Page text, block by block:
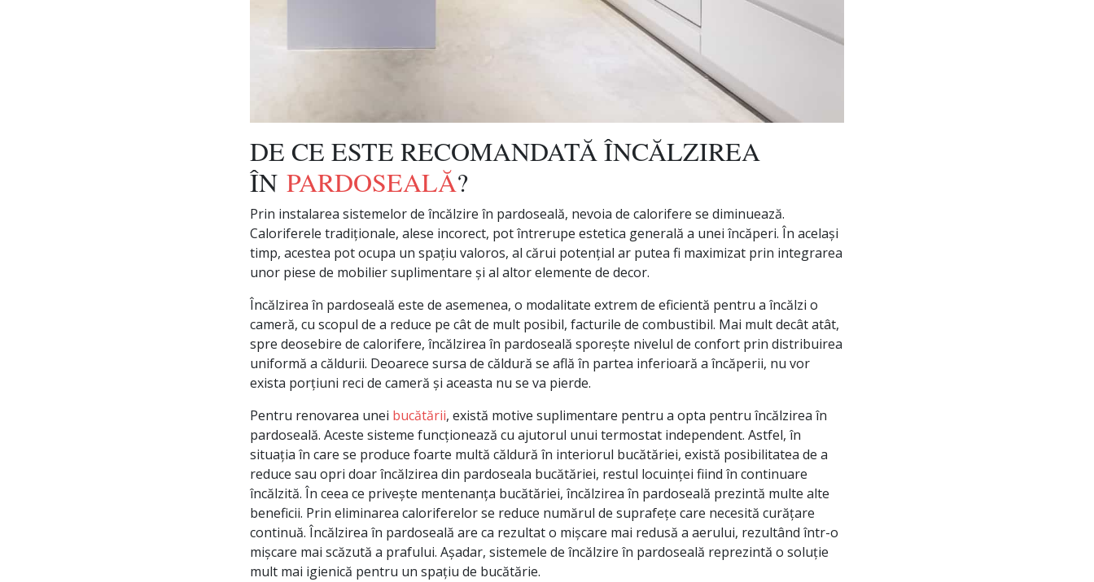
DE CE ESTE RECOMANDATĂ ÎNCĂLZIREA
ÎN PARDOSEALĂ?
Prin instalarea sistemelor de încălzire în pardoseală, nevoia de calorifere se diminuează.
Caloriferele tradiționale, alese incorect, pot întrerupe estetica generală a unei încăperi. În același
timp, acestea pot ocupa un spațiu valoros, al cărui potențial ar putea fi maximizat prin integrarea
unor piese de mobilier suplimentare și al altor elemente de decor.
Încălzirea în pardoseală este de asemenea, o modalitate extrem de eficientă pentru a încălzi o
cameră, cu scopul de a reduce pe cât de mult posibil, facturile de combustibil. Mai mult decât atât,
spre deosebire de calorifere, încălzirea în pardoseală sporește nivelul de confort prin distribuirea
uniformă a căldurii. Deoarece sursa de căldură se află în partea inferioară a încăperii, nu vor
exista porțiuni reci de cameră și aceasta nu se va pierde.
Pentru renovarea unei bucătării, există motive suplimentare pentru a opta pentru încălzirea în
pardoseală. Aceste sisteme funcționează cu ajutorul unui termostat independent. Astfel, în
situația în care se produce foarte multă căldură în interiorul bucătăriei, există posibilitatea de a
reduce sau opri doar încălzirea din pardoseala bucătăriei, restul locuinței fiind în continuare
încălzită. În ceea ce privește mentenanța bucătăriei, încălzirea în pardoseală prezintă multe alte
beneficii. Prin eliminarea caloriferelor se reduce numărul de suprafețe care necesită curățare
continuă. Încălzirea în pardoseală are ca rezultat o mișcare mai redusă a aerului, rezultând într-o
mișcare mai scăzută a prafului. Așadar, sistemele de încălzire în pardoseală reprezintă o soluție
mult mai igienică pentru un spațiu de bucătărie.